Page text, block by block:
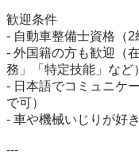
歓迎条件
- 自動車整備士資格（
- 外国籍の方も歓迎（
務」「特定技能」など
- 日本語でコミュニケ
で可）
- 車や機械いじりが好
---